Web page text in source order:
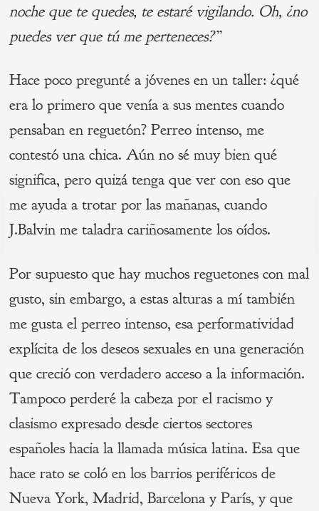
noche que te quedes, te estaré vigilando. Oh, ¿no
puedes ver que tú me perteneces?”
Hace poco pregunté a jóvenes en un taller: ¿qué
era lo primero que venía a sus mentes cuando
pensaban en reguetón? Perreo intenso, me
contestó una chica. Aún no sé muy bien qué
significa, pero quizá tenga que ver con eso que
me ayuda a trotar por las mañanas, cuando
J.Balvin me taladra cariñosamente los oídos.
Por supuesto que hay muchos reguetones con mal
gusto, sin embargo, a estas alturas a mí también
me gusta el perreo intenso, esa performatividad
explícita de los deseos sexuales en una generación
que creció con verdadero acceso a la información.
Tampoco perderé la cabeza por el racismo y
clasismo expresado desde ciertos sectores
españoles hacia la llamada música latina. Esa que
hace rato se coló en los barrios periféricos de
Nueva York, Madrid, Barcelona y París, y que
Navegación
de
entradas